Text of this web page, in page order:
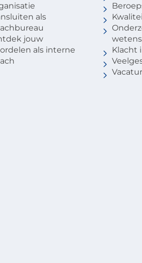
als
jouw
als interne
Klacht